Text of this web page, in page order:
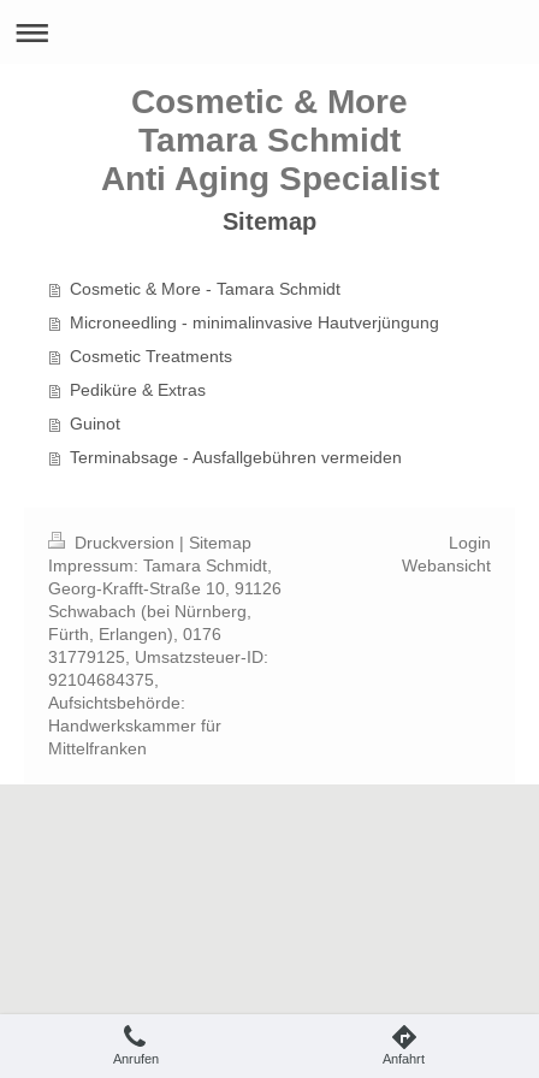
Cosmetic & More
Tamara Schmidt
Anti Aging Specialist
Sitemap
Cosmetic & More - Tamara Schmidt
Microneedling - minimalinvasive Hautverjüngung
Cosmetic Treatments
Pediküre & Extras
Guinot
Terminabsage - Ausfallgebühren vermeiden
Druckversion | Sitemap
Impressum: Tamara Schmidt,
Georg-Krafft-Straße 10, 91126
Schwabach (bei Nürnberg,
Fürth, Erlangen), 0176
31779125, Umsatzsteuer-ID:
92104684375,
Aufsichtsbehörde:
Handwerkskammer für
Mittelfranken
Login
Webansicht
Anrufen Anfahrt